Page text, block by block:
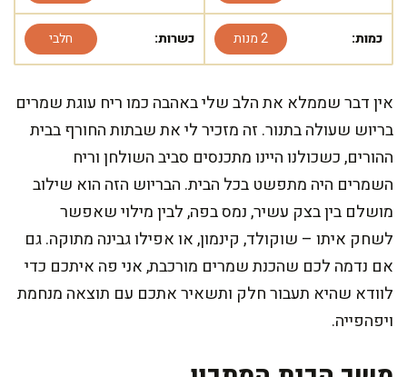
כמות: 2 מנות כשרות: חלבי
אין דבר שממלא את הלב שלי באהבה כמו ריח עוגת שמרים
בריוש שעולה בתנור. זה מזכיר לי את שבתות החורף בבית
ההורים, כשכולנו היינו מתכנסים סביב השולחן וריח
השמרים היה מתפשט בכל הבית. הבריוש הזה הוא שילוב
מושלם בין בצק עשיר, נמס בפה, לבין מילוי שאפשר
לשחק איתו – שוקולד, קינמון, או אפילו גבינה מתוקה. גם
אם נדמה לכם שהכנת שמרים מורכבת, אני פה איתכם כדי
לוודא שהיא תעבור חלק ותשאיר אתכם עם תוצאה מנחמת
ויפהפייה.